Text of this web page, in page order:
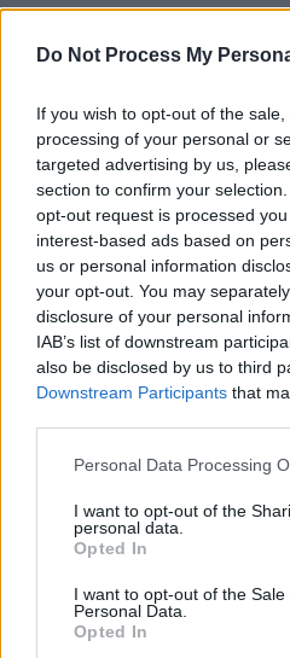
Do Not Process My
If you wish to opt-out of the
processing of your personal or
targeted advertising by us,
section to confirm your
opt-out request is processed
interest-based ads based on
us or personal information
your opt-out. You may
disclosure of your personal
IAB’s list of downstream
also be disclosed by us to third
Downstream Participants that
Personal Data Processing
I want to opt-out of the
personal data.
Opted In
I want to opt-out of the Sale
Personal Data.
Opted In
Bones - Die
Folge 13 Staffel: 11
Übersicht